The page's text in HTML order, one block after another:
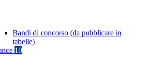
Bandi di concorso (da pubblicare in
tabelle)
10